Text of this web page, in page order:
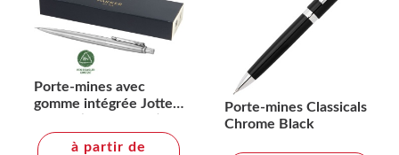
Porte-mines avec
gomme intégrée Jotter
à partir de
Porte-mines Classicals
Chrome Black